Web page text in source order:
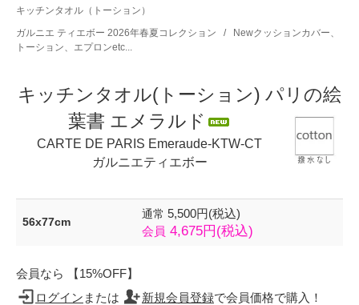
キッチンタオル（トーション）
ガルニエ ティエボー 2026年春夏コレクション
/
Newクッションカバー、
トーション、エプロンetc...
キッチンタオル(トーション) パリの絵
葉書 エメラルド
CARTE DE PARIS Emeraude-KTW-CT
ガルニエティエボー
56x77cm
通常 5,500円(税込)
会員 4,675円(税込)
会員なら 【15%OFF】
ログイン または 新規会員登録で会員価格で購入！